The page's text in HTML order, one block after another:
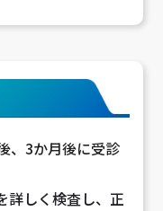
、3か月後に受診
詳しく検査し、正